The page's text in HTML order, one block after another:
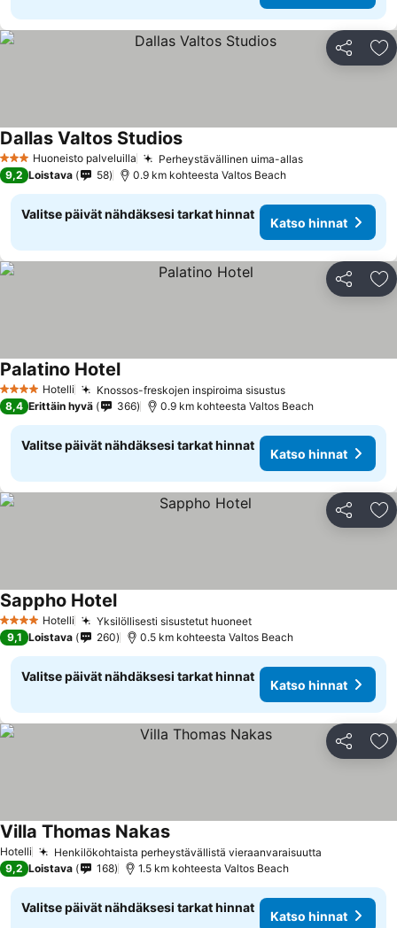
Jaa
3 Tähtiluokitus
Huoneisto palveluilla Perheystävällinen uima-allasKatso hinnat
Dallas Valtos StudiosKatso hinnat
9,2 Loistava 58 0.9 km kohteesta Valtos Beach
Valitse päivät nähdäksesi tarkat hinnat
Katso hinnat
Jaa
4 Tähtiluokitus
Hotelli Knossos-freskojen inspiroima sisustusKatso hinnat
Palatino HotelKatso hinnat
8,4 Erittäin hyvä 366 0.9 km kohteesta Valtos Beach
Valitse päivät nähdäksesi tarkat hinnat
Katso hinnat
Jaa
4 Tähtiluokitus
Hotelli Yksilöllisesti sisustetut huoneetKatso hinnat
Sappho HotelKatso hinnat
9,1 Loistava 260 0.5 km kohteesta Valtos Beach
Valitse päivät nähdäksesi tarkat hinnat
Katso hinnat
Jaa
Hotelli Henkilökohtaista perheystävällistä vieraanvaraisuutta
Villa Thomas NakasKatso hinnat
9,2 Loistava 168 1.5 km kohteesta Valtos Beach
Valitse päivät nähdäksesi tarkat hinnat
Katso hinnat